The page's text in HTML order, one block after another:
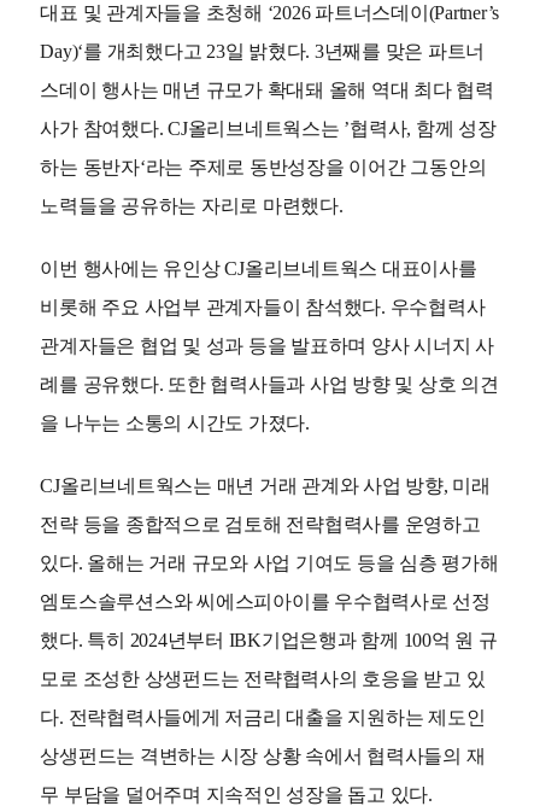
대표 및 관계자들을 초청해 ‘2026 파트너스데이(Partner’s
Day)‘를 개최했다고 23일 밝혔다. 3년째를 맞은 파트너
스데이 행사는 매년 규모가 확대돼 올해 역대 최다 협력
사가 참여했다. CJ올리브네트웍스는 ’협력사, 함께 성장
하는 동반자‘라는 주제로 동반성장을 이어간 그동안의
노력들을 공유하는 자리로 마련했다.
이번 행사에는 유인상 CJ올리브네트웍스 대표이사를
비롯해 주요 사업부 관계자들이 참석했다. 우수협력사
관계자들은 협업 및 성과 등을 발표하며 양사 시너지 사
례를 공유했다. 또한 협력사들과 사업 방향 및 상호 의견
을 나누는 소통의 시간도 가졌다.
CJ올리브네트웍스는 매년 거래 관계와 사업 방향, 미래
전략 등을 종합적으로 검토해 전략협력사를 운영하고
있다. 올해는 거래 규모와 사업 기여도 등을 심층 평가해
엠토스솔루션스와 씨에스피아이를 우수협력사로 선정
했다. 특히 2024년부터 IBK기업은행과 함께 100억 원 규
모로 조성한 상생펀드는 전략협력사의 호응을 받고 있
다. 전략협력사들에게 저금리 대출을 지원하는 제도인
상생펀드는 격변하는 시장 상황 속에서 협력사들의 재
무 부담을 덜어주며 지속적인 성장을 돕고 있다.